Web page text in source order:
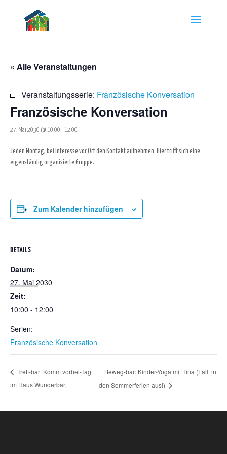
« Alle Veranstaltungen
Veranstaltungsserie: Französische Konversation
Französische Konversation
27. Mai 2030 @ 10:00 - 12:00
Jeden Montag, bei Interesse vor Ort den Kontakt aufnehmen. Hier trifft sich eine
eigenständig organisierte Gruppe.
Zum Kalender hinzufügen
DETAILS
Datum:
27. Mai 2030
Zeit:
10:00 - 12:00
Serien:
Französische Konversation
Treff-bar: Komm vorbei-Tag
im Haus Wunderbar.
Beweg-bar: Kinder-Yoga mit Tina (Fällt in
den Sommerferien aus!)